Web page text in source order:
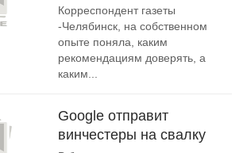
Корреспондент газеты
-Челябинск, на собственном
опыте поняла, каким
рекомендациям доверять, а
каким...
Google отправит
винчестеры на свалку